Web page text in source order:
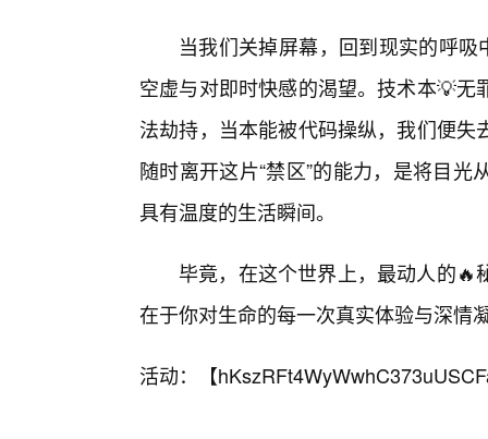
当我们关掉屏幕，回到现实的呼
空虚与对即时快感的渴望。技术本💡
法劫持，当本能被代码操纵，我们便
随时离开这片“禁区”的能力，是将目
具有温度的生活瞬间。
毕竟，在这个世界上，最动人的
在于你对生命的每一次真实体验与深情
活动：【